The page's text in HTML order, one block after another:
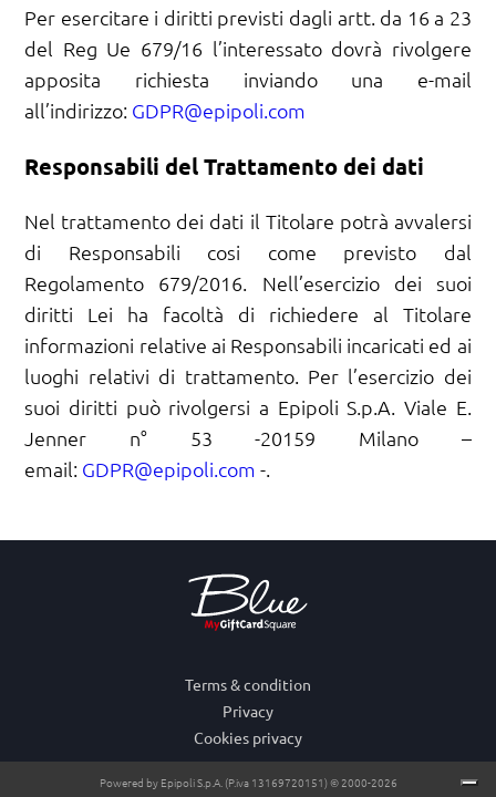
Per esercitare i diritti previsti dagli artt. da 16 a 23
del Reg Ue 679/16 l’interessato dovrà rivolgere
apposita richiesta inviando una e-mail
all’indirizzo: GDPR@epipoli.com
Responsabili del Trattamento dei dati
Nel trattamento dei dati il Titolare potrà avvalersi
di Responsabili cosi come previsto dal
Regolamento 679/2016. Nell’esercizio dei suoi
diritti Lei ha facoltà di richiedere al Titolare
informazioni relative ai Responsabili incaricati ed ai
luoghi relativi di trattamento. Per l’esercizio dei
suoi diritti può rivolgersi a Epipoli S.p.A. Viale E.
Jenner n° 53 -20159 Milano –
email: GDPR@epipoli.com -.
Terms & condition
Privacy
Cookies privacy
Powered by Epipoli S.p.A. (P.iva 13169720151) © 2000-2026